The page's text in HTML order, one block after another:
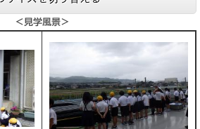
＜見学風景＞